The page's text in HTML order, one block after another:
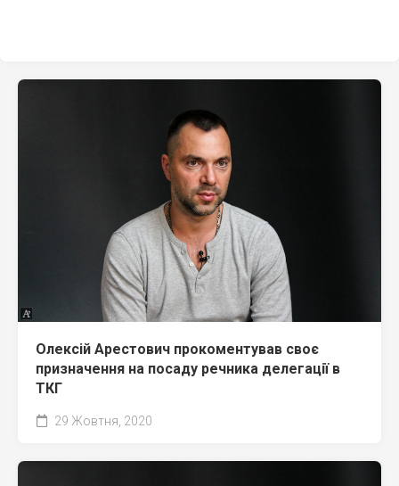
Олексій Арестович прокоментував своє
призначення на посаду речника делегації в
ТКГ
29 Жовтня, 2020